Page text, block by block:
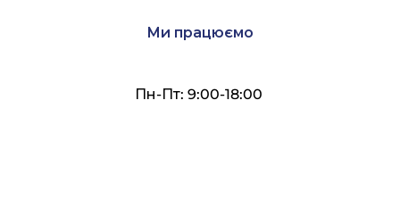
Ми працюємо
Пн-Пт: 9:00-18:00